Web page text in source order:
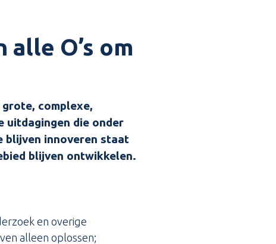
O’s om
complexe,
uitdagingen die onder
blijven innoveren staat
blijven ontwikkelen.
en overige
alleen oplossen;